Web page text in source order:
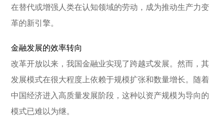
在替代或增强人类在认知领域的劳动，成为推动生产力变
革的新引擎。
金融发展的效率转向
改革开放以来，我国金融业实现了跨越式发展。然而，其
发展模式在很大程度上依赖于规模扩张和数量增长。随着
中国经济进入高质量发展阶段，这种以资产规模为导向的
模式已难以为继。